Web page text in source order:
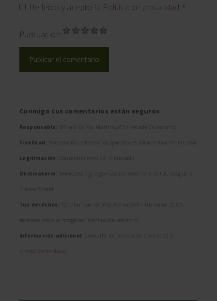
He leído y acepto la Política de privacidad *
Puntuación:
Conmigo tus comentarios están seguros
Responsable: Miriam García Martínez/El invitado de invierno
Finalidad: Moderar los comentarios, que esto es como entrar en mi casa
Legitimación: Consentimiento del interesado
Destinatario: Wordpress.org, organización externa a la UE, acogida a
Privacy Shield
Tus derechos: Solicitar que rectifique o suprima tus datos. Otros
derechos como se recoge en información adicional
Información adicional: Consulta mi política de privacidad y
protección de datos